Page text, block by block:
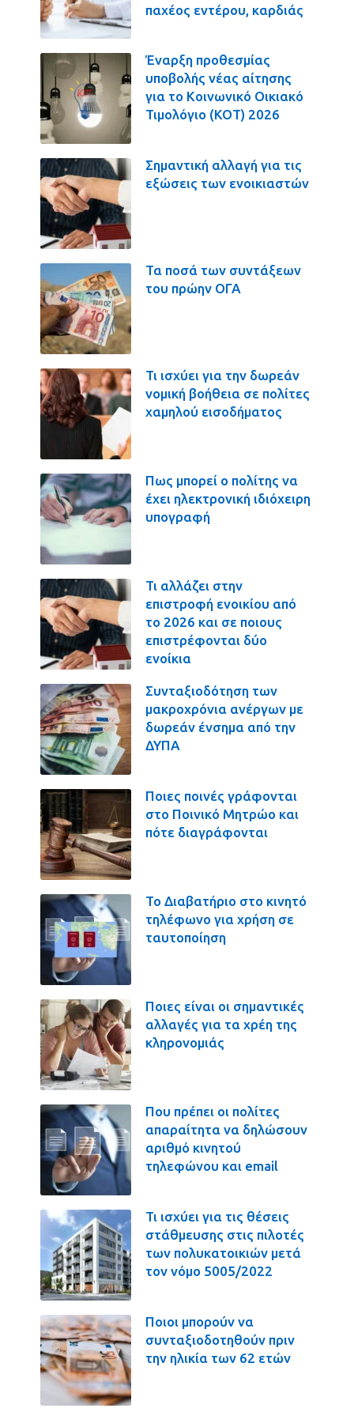
παχέος εντέρου, καρδιάς
Έναρξη προθεσμίας
υποβολής νέας αίτησης
για το Κοινωνικό Οικιακό
Τιμολόγιο (ΚΟΤ) 2026
Σημαντική αλλαγή για τις
εξώσεις των ενοικιαστών
Τα ποσά των συντάξεων
του πρώην ΟΓΑ
Τι ισχύει για την δωρεάν
νομική βοήθεια σε πολίτες
χαμηλού εισοδήματος
Πως μπορεί ο πολίτης να
έχει ηλεκτρονική ιδιόχειρη
υπογραφή
Τι αλλάζει στην
επιστροφή ενοικίου από
το 2026 και σε ποιους
επιστρέφονται δύο
ενοίκια
Συνταξιοδότηση των
μακροχρόνια ανέργων με
δωρεάν ένσημα από την
ΔΥΠΑ
Ποιες ποινές γράφονται
στο Ποινικό Μητρώο και
πότε διαγράφονται
Το Διαβατήριο στο κινητό
τηλέφωνο για χρήση σε
ταυτοποίηση
Ποιες είναι οι σημαντικές
αλλαγές για τα χρέη της
κληρονομιάς
Που πρέπει οι πολίτες
απαραίτητα να δηλώσουν
αριθμό κινητού
τηλεφώνου και email
Τι ισχύει για τις θέσεις
στάθμευσης στις πιλοτές
των πολυκατοικιών μετά
τον νόμο 5005/2022
Ποιοι μπορούν να
συνταξιοδοτηθούν πριν
την ηλικία των 62 ετών